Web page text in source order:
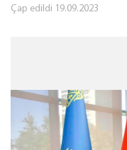
Çap edildi 19.09.2023